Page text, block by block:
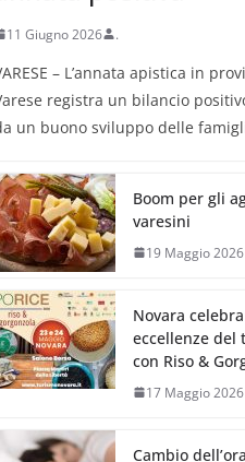
11 Giugno 2026 .
– L’annata apistica in
registra un bilancio
un buono sviluppo delle
Boom per gli
varesini
19 Maggio 2026
Novara
eccellenze del
con Riso &
17 Maggio 2026
Cambio